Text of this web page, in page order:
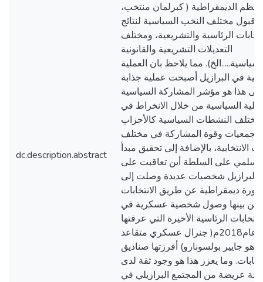
dc.description.abstract
الديمقراطية ( كبرلمان منتخب،
وقبول مختلف النخب السياسية لنتائج
الرئاسية والتشريعية، ومختلف
التعديلات التشريعية والقانونية
مما يلاحظ بان العملية
في البرازيل أصبحت عملية جذابة
هذا هو مؤشر المشاركة السياسية
السياسية من خلال الانخراط في
مختلف النشطات السياسية كالأحزاب
وقوة المشاركة في مختلف
الانتخابية، بالإضافة إلى تحقيق مبدأ
السلمي على السلطة أين تعاقبت على
البرازيل شخصيات عديدة وصلت إلى
ديمقراطية عن طريق الانتخابات
من بينها وصول شخصية عسكرية في
الرئاسية الأخيرة التي عرفتها
البرازيل عام2018م( جنرال عسكري متقاعد
وهو جايير بولسونارو) أفرزتها صناديق
وما يعزز هذا هو وجود ثقة لدى
عريضة من المجتمع البرازيلي في